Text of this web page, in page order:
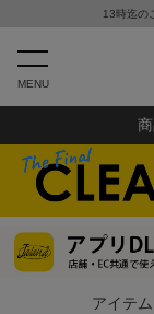
13時迄の
MENU
アイテム